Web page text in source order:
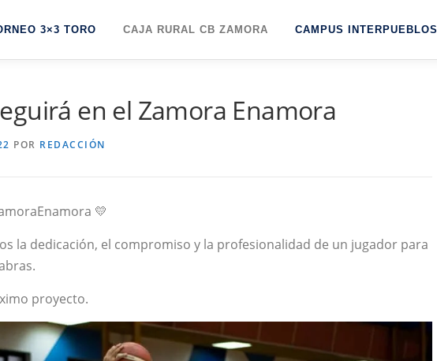
3×3 TORO CAJA RURAL CB ZAMORA CAMPUS INTERPUEBLOS
en el Zamora Enamora
POR REDACCIÓN
💛
la dedicación, el compromiso y la profesionalidad de un jugador para
proyecto.